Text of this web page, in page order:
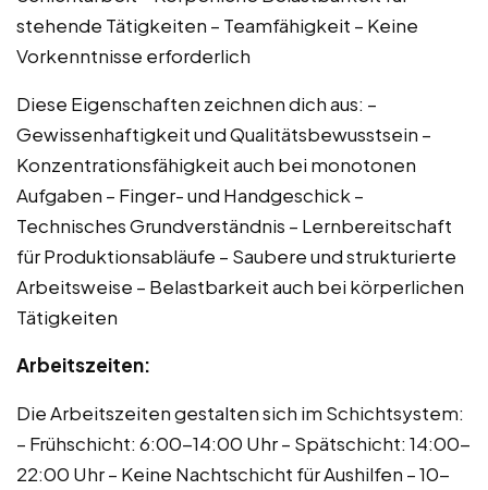
stehende Tätigkeiten – Teamfähigkeit – Keine
Vorkenntnisse erforderlich
Diese Eigenschaften zeichnen dich aus: –
Gewissenhaftigkeit und Qualitätsbewusstsein –
Konzentrationsfähigkeit auch bei monotonen
Aufgaben – Finger- und Handgeschick –
Technisches Grundverständnis – Lernbereitschaft
für Produktionsabläufe – Saubere und strukturierte
Arbeitsweise – Belastbarkeit auch bei körperlichen
Tätigkeiten
Arbeitszeiten:
Die Arbeitszeiten gestalten sich im Schichtsystem:
– Frühschicht: 6:00-14:00 Uhr – Spätschicht: 14:00-
22:00 Uhr – Keine Nachtschicht für Aushilfen – 10-